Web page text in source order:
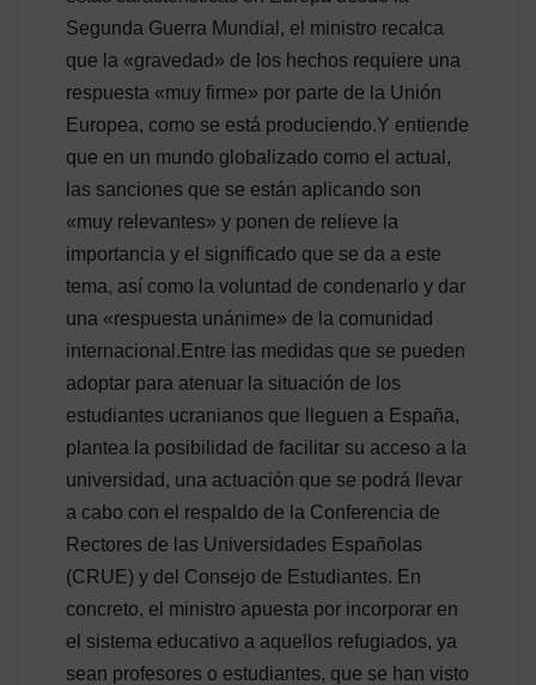
Segunda Guerra Mundial, el ministro recalca
que la «gravedad» de los hechos requiere una
respuesta «muy firme» por parte de la Unión
Europea, como se está produciendo.Y entiende
que en un mundo globalizado como el actual,
las sanciones que se están aplicando son
«muy relevantes» y ponen de relieve la
importancia y el significado que se da a este
tema, así como la voluntad de condenarlo y dar
una «respuesta unánime» de la comunidad
internacional.Entre las medidas que se pueden
adoptar para atenuar la situación de los
estudiantes ucranianos que lleguen a España,
plantea la posibilidad de facilitar su acceso a la
universidad, una actuación que se podrá llevar
a cabo con el respaldo de la Conferencia de
Rectores de las Universidades Españolas
(CRUE) y del Consejo de Estudiantes. En
concreto, el ministro apuesta por incorporar en
el sistema educativo a aquellos refugiados, ya
sean profesores o estudiantes, que se han visto